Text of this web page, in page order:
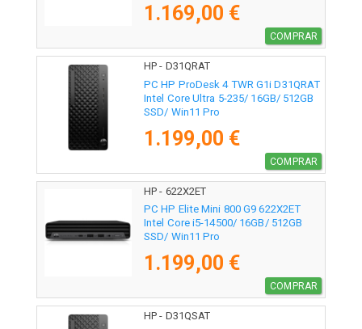
1.169,00 €
COMPRAR
HP - D31QRAT
PC HP ProDesk 4 TWR G1i D31QRAT
Intel Core Ultra 5-235/ 16GB/ 512GB
SSD/ Win11 Pro
1.199,00 €
COMPRAR
HP - 622X2ET
PC HP Elite Mini 800 G9 622X2ET
Intel Core i5-14500/ 16GB/ 512GB
SSD/ Win11 Pro
1.199,00 €
COMPRAR
HP - D31QSAT